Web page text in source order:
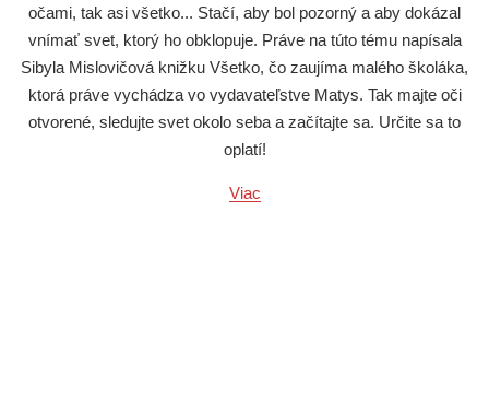
očami, tak asi všetko... Stačí, aby bol pozorný a aby dokázal
vnímať svet, ktorý ho obklopuje. Práve na túto tému napísala
Sibyla Mislovičová knižku Všetko, čo zaujíma malého školáka,
ktorá práve vychádza vo vydavateľstve Matys. Tak majte oči
otvorené, sledujte svet okolo seba a začítajte sa. Určite sa to
oplatí!
Viac